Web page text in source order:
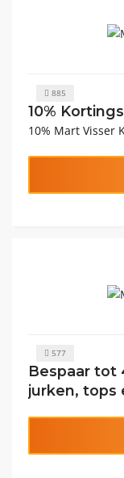
885
10%
10% Mart Visser
577
Bespaar tot
jurken, tops